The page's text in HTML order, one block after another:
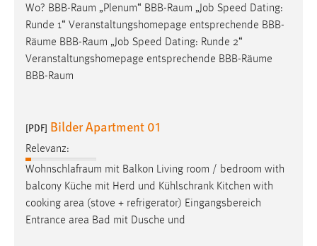
Wo? BBB-Raum „Plenum“ BBB-Raum „Job Speed Dating:
Runde 1“ Veranstaltungshomepage entsprechende BBB-
Räume BBB-Raum „Job Speed Dating: Runde 2“
Veranstaltungshomepage entsprechende BBB-Räume
BBB-Raum
[PDF] Bilder Apartment 01
Relevanz:
Wohnschlafraum mit Balkon Living room / bedroom with
balcony Küche mit Herd und Kühlschrank Kitchen with
cooking area (stove + refrigerator) Eingangsbereich
Entrance area Bad mit Dusche und